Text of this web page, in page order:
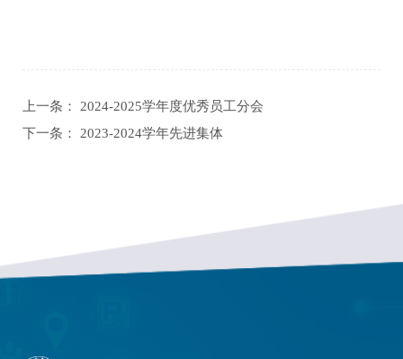
上一条： 2024-2025学年度优秀员工分会
下一条： 2023-2024学年先进集体